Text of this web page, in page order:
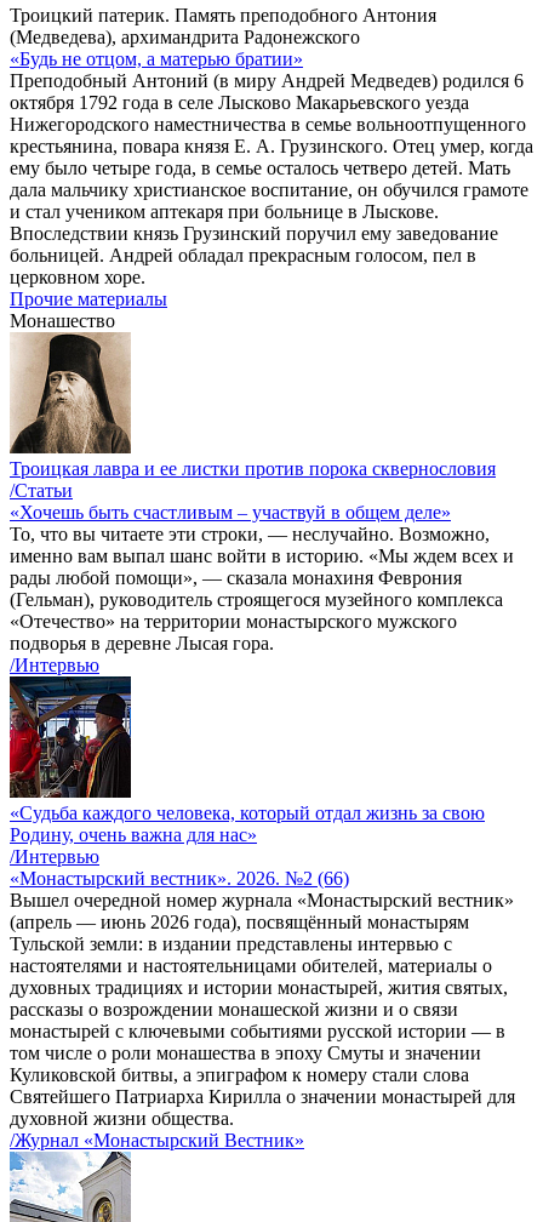
Троицкий патерик. Память преподобного Антония
(Медведева), архимандрита Радонежского
«Будь не отцом, а матерью братии»
Преподобный Антоний (в миру Андрей Медведев) родился 6
октября 1792 года в селе Лысково Макарьевского уезда
Нижегородского наместничества в семье вольноотпущенного
крестьянина, повара князя Е. А. Грузинского. Отец умер, когда
ему было четыре года, в семье осталось четверо детей. Мать
дала мальчику христианское воспитание, он обучился грамоте
и стал учеником аптекаря при больнице в Лыскове.
Впоследствии князь Грузинский поручил ему заведование
больницей. Андрей обладал прекрасным голосом, пел в
церковном хоре.
Прочие материалы
Монашество
Троицкая лавра и ее листки против порока сквернословия
/Статьи
«Хочешь быть счастливым – участвуй в общем деле»
То, что вы читаете эти строки, — неслучайно. Возможно,
именно вам выпал шанс войти в историю. «Мы ждем всех и
рады любой помощи», — сказала монахиня Феврония
(Гельман), руководитель строящегося музейного комплекса
«Отечество» на территории монастырского мужского
подворья в деревне Лысая гора.
/Интервью
«Судьба каждого человека, который отдал жизнь за свою
Родину, очень важна для нас»
/Интервью
«Монастырский вестник». 2026. №2 (66)
Вышел очередной номер журнала «Монастырский вестник»
(апрель — июнь 2026 года), посвящённый монастырям
Тульской земли: в издании представлены интервью с
настоятелями и настоятельницами обителей, материалы о
духовных традициях и истории монастырей, жития святых,
рассказы о возрождении монашеской жизни и о связи
монастырей с ключевыми событиями русской истории — в
том числе о роли монашества в эпоху Смуты и значении
Куликовской битвы, а эпиграфом к номеру стали слова
Святейшего Патриарха Кирилла о значении монастырей для
духовной жизни общества.
/Журнал «Монастырский Вестник»